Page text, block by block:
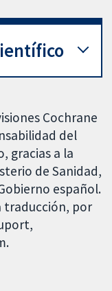
Cochrane
del
gracias a la
de Sanidad,
español.
traducción, por